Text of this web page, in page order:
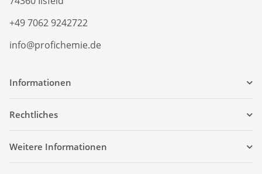
+49 7062 9242722
info@profichemie.de
Informationen
Rechtliches
Weitere Informationen